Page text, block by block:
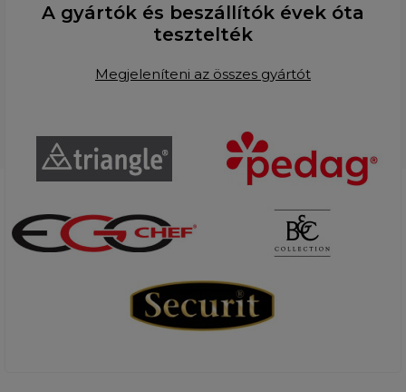
A gyártók és beszállítók évek óta
tesztelték
Megjeleníteni az összes gyártót